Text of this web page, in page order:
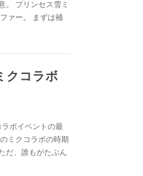
。 プリンセス雪ミ
ァー。 まずは補
クコラボ
ボイベントの最
ミクコラボの時期
だ、誰もがたぶん